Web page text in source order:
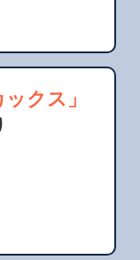
クス」